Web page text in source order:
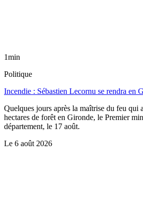
1min
Politique
Incendie : Sébastien Lecornu se rendra en
Quelques jours après la maîtrise du feu qui
hectares de forêt en Gironde, le Premier
département, le 17 août.
Le 6 août 2026